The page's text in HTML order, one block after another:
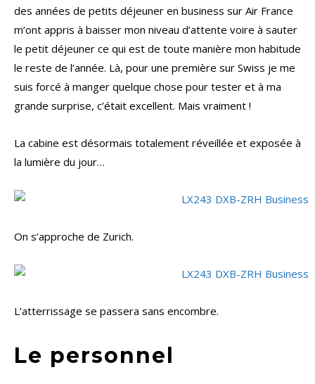
des années de petits déjeuner en business sur Air France
m’ont appris à baisser mon niveau d’attente voire à sauter
le petit déjeuner ce qui est de toute manière mon habitude
le reste de l’année. Là, pour une première sur Swiss je me
suis forcé à manger quelque chose pour tester et à ma
grande surprise, c’était excellent. Mais vraiment !
La cabine est désormais totalement réveillée et exposée à
la lumière du jour…
On s’approche de Zurich.
L’atterrissage se passera sans encombre.
Le personnel